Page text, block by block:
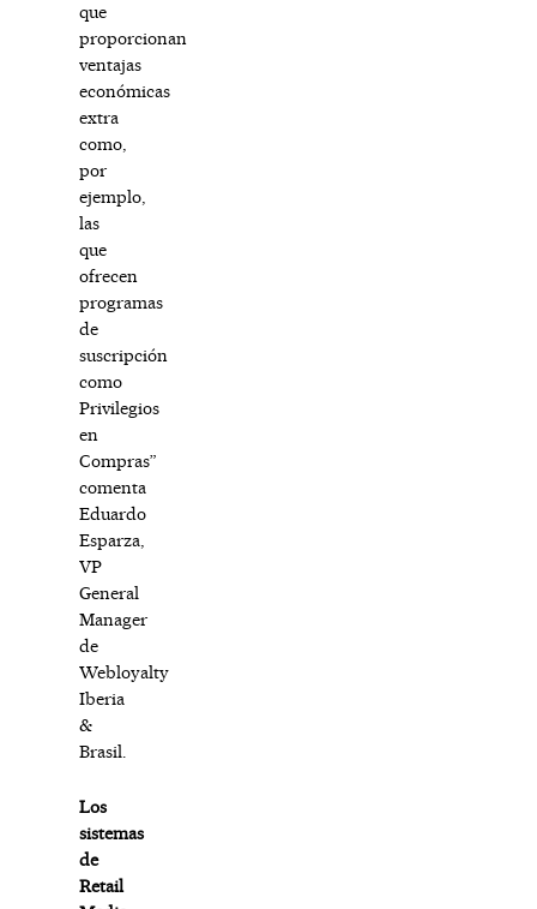
que
proporcionan
ventajas
económicas
extra
como,
por
ejemplo,
las
que
ofrecen
programas
de
suscripción
como
Privilegios
en
Compras”
comenta
Eduardo
Esparza,
VP
General
Manager
de
Webloyalty
Iberia
&
Brasil.
Los
sistemas
de
Retail